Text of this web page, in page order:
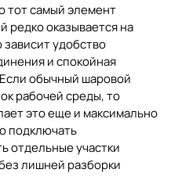
тот самый элемент
редко оказывается на
зависит удобство
и спокойная
обычный шаровой
рабочей среды, то
это еще и максимально
подключать
отдельные участки
лишней разборки